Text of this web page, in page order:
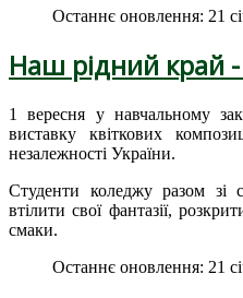
Останнє оновлення: 21
Наш рідний край -
1 вересня у навчальному
виставку квіткових
незалежності України.
Студенти коледжу разом зі
втілити свої фантазії,
смаки.
Останнє оновлення: 21